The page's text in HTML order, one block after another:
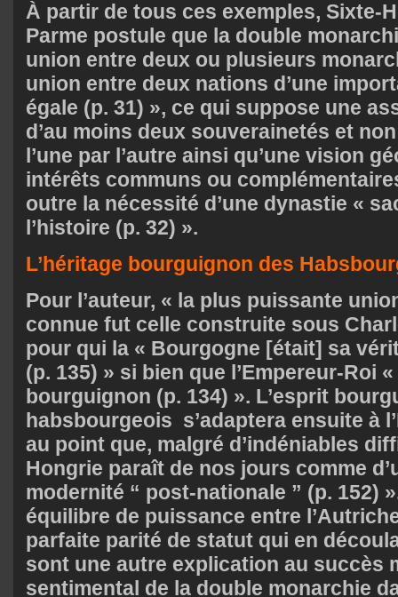
À partir de tous ces exemples, Sixte-
Parme postule que la double
union entre deux ou plusieurs
union entre deux nations d’une
égale (p. 31) », ce qui suppose une
d’au moins deux souverainetés et
l’une par l’autre ainsi qu’une vision
intérêts communs ou
outre la nécessité d’une dynastie «
l’histoire (p. 32) ».
L’héritage bourguignon des
Pour l’auteur, « la plus puissante
connue fut celle construite sous
pour qui la « Bourgogne [était] sa
(p. 135) » si bien que l’Empereur-Roi
bourguignon (p. 134) ». L’esprit
habsbourgeois s’adaptera ensuite à
au point que, malgré d’indéniables
Hongrie paraît de nos jours comme
modernité “ post-nationale ” (p. 152)
équilibre de puissance entre
parfaite parité de statut qui en
sont une autre explication au succès
sentimental de la double monarchie